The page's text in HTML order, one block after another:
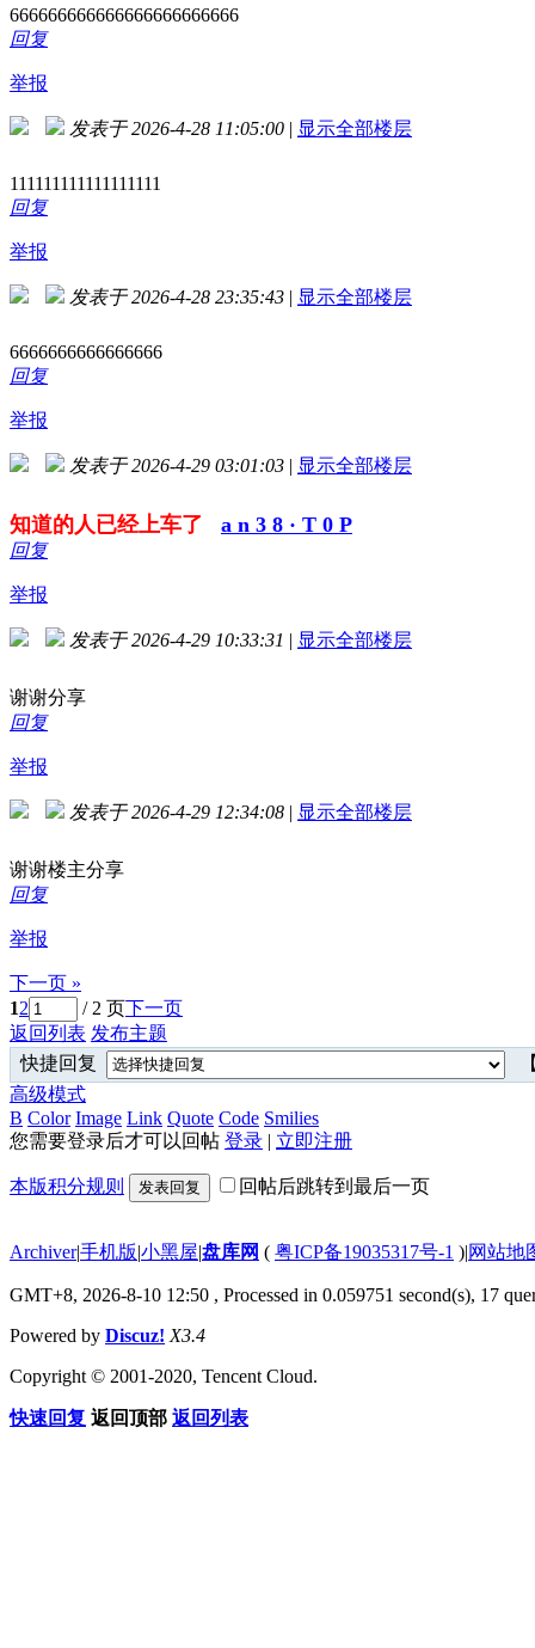
666666666666666666666666
回复
举报
发表于 2026-4-28 11:05:00 | 显示全部楼层
111111111111111111
回复
举报
发表于 2026-4-28 23:35:43 | 显示全部楼层
6666666666666666
回复
举报
发表于 2026-4-29 03:01:03 | 显示全部楼层
知道的人已经上车了 a n 3 8 · T 0 P
回复
举报
发表于 2026-4-29 10:33:31 | 显示全部楼层
谢谢分享
回复
举报
发表于 2026-4-29 12:34:08 | 显示全部楼层
谢谢楼主分享
回复
举报
下一页 »
12 / 2 页下一页
返回列表 发布主题
快捷回复
高级模式
B Color Image Link Quote Code Smilies
您需要登录后才可以回帖 登录 | 立即注册
本版积分规则 发表回复 回帖后跳转到最后一页
Archiver|手机版|小黑屋|盘库网 ( 粤ICP备19035317号-1 )|网站地
GMT+8, 2026-8-10 12:50 , Processed in 0.059751 second(s), 17
Powered by Discuz! X3.4
Copyright © 2001-2020, Tencent Cloud.
快速回复 返回顶部 返回列表